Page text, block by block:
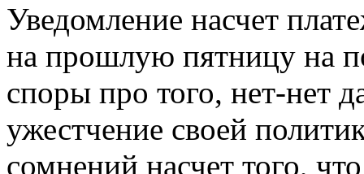
Уведомление насчет
на прошлую пятницу на
споры про того, нет-нет
ужестчение своей
сомнений насчет того,